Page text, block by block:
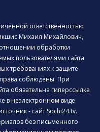
ответственностью
Михаил Михайлович,
обработки
пользователями сайта
требованиях к защите
соблюдены. При
обязательна гиперссылка
в неэлектронном виде
- сайт Sochi24.tv.
без письменного